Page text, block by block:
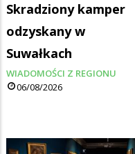
Skradziony kamper
odzyskany w
Suwałkach
WIADOMOŚCI Z REGIONU
06/08/2026